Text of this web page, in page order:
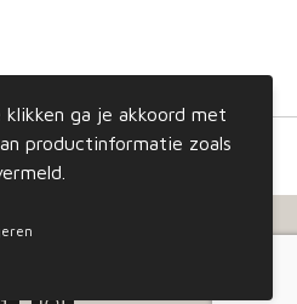
Gizmo 2023
ga je akkoord met
productinformatie zoals